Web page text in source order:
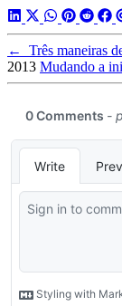
← Três maneiras
2013 Mudando a